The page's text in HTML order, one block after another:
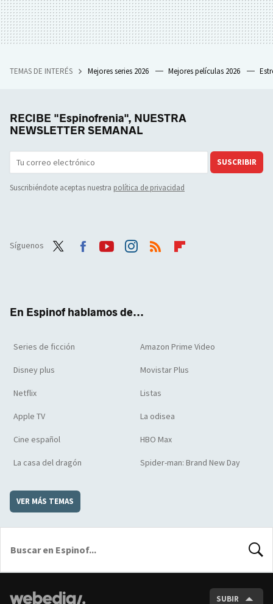
TEMAS DE INTERÉS Mejores series 2026 Mejores películas 2026
RECIBE "Espinofrenia", NUESTRA
NEWSLETTER SEMANAL
SUSCRIBIR
Suscribiéndote aceptas nuestra política de privacidad
Síguenos
En Espinof hablamos de...
Series de ficción Amazon Prime Video
Disney plus Movistar Plus
Netflix Listas
Apple TV La odisea
Cine español HBO Max
La casa del dragón Spider-man: Brand New Day
VER MÁS TEMAS
SUBIR